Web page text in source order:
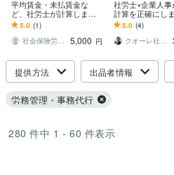
平均賃金・未払賃金な
ど、社労士が計算します
労災、休業手当、解雇予
告手当、残業漏れ等の計
算を行います
5.0 (1)
社会保険労務士 栢木／人事労務20年
5,000 円
社労士×企業人
計算を正確にし
模事業者・個人事
け 1〜3名 3,000
5.0 (4)
クオーレ社労士＆行政書士
提供方法 出品者情報
労務管理・事務代行
280 件中 1 - 60 件表示